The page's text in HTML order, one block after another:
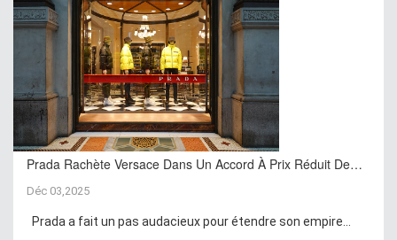
Prada Rachète Versace Dans Un Accord À Prix Réduit De…
Déc 03,2025
Prada a fait un pas audacieux pour étendre son empire...